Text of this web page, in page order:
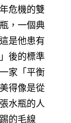
危機的雙
，一個典
是他患有
後的標準
家「平衡
得像是從
水瓶的人
的毛線